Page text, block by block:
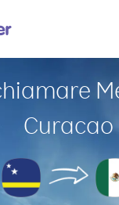
Curacao